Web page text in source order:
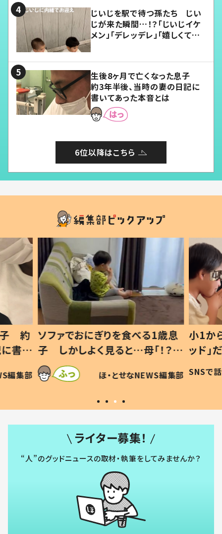
じいじを駅で待つ孫たち じい
じが来た瞬間…！？「じいじイケ
メン」「デレッデレ」「嬉しくて可
生後8ヶ月で亡くなった息子
約3年半後、当時の妻の日記に
書いてあった本音とは
6位以降はこちら
歳息
？」
編集部
小1から不登校、息子は「ギフテ
ッド」だった 父が“ウチ給食”を
作り続ける理由とは #令和の親
#令和の子
SNSで話題 ほ・とせなNEWS編集部
ひ孫
が、抱
「涙
い」
ライター募集！
“人”のグッドニュースの取材・執筆をしてみませんか？